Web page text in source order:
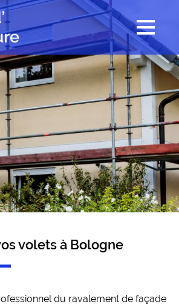
volets à Bologne
du ravalement de façade